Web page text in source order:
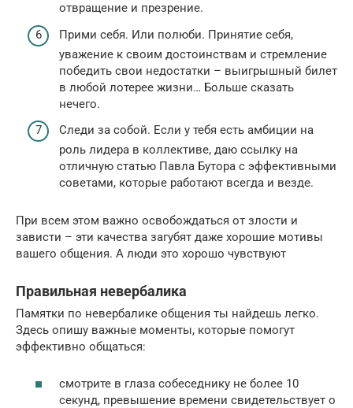
отвращение и презрение.
Прими себя. Или полюби. Принятие себя,
уважение к своим достоинствам и стремление
победить свои недостатки – выигрышный билет
в любой лотерее жизни… Больше сказать
нечего.
Следи за собой. Если у тебя есть амбиции на
роль лидера в коллективе, даю ссылку на
отличную статью Павла Бутора с эффективными
советами, которые работают всегда и везде.
При всем этом важно освобождаться от злости и
зависти – эти качества загубят даже хорошие мотивы
вашего общения. А люди это хорошо чувствуют
Правильная невербалика
Памятки по невербалике общения ты найдешь легко.
Здесь опишу важные моменты, которые помогут
эффективно общаться:
смотрите в глаза собеседнику не более 10
секунд, превышение времени свидетельствует о